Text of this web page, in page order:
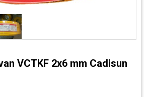
VCTKF 2x6 mm Cadisun